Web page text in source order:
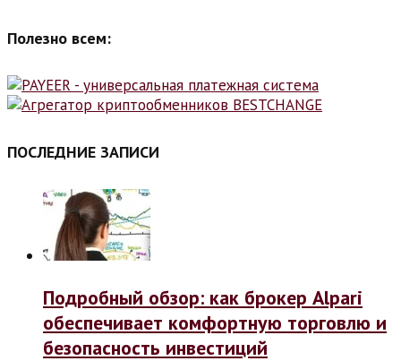
Полезно всем:
ПОСЛЕДНИЕ ЗАПИСИ
Подробный обзор: как брокер Alpari
обеспечивает комфортную торговлю и
безопасность инвестиций